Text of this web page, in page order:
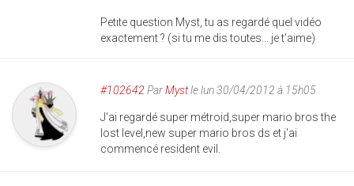
Petite question Myst, tu as regardé quel vidéo
exactement ? (si tu me dis toutes... je t'aime)
#102642 ParMystle lun 30/04/2012 à 15h05
J'ai regardé super métroid,super mario bros the
lost level,new super mario bros ds et j'ai
commencé resident evil.